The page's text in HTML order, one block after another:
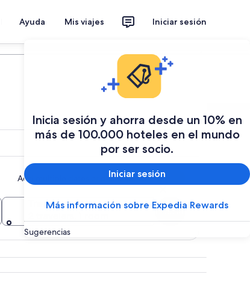
Ayuda Mis viajes Iniciar sesión
Inicia sesión y ahorra desde un 10% en
más de 100.000 hoteles en el mundo
por ser socio.
Iniciar sesión
Más información sobre Expedia Rewards
Sugerencias
Add multiple dates or destinations
Travelers
Buscar